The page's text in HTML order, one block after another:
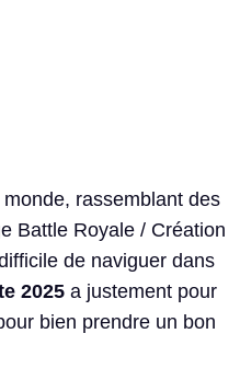
rassemblant des
Battle Royale / Création
de naviguer dans
2025 a justement pour
bien prendre un bon